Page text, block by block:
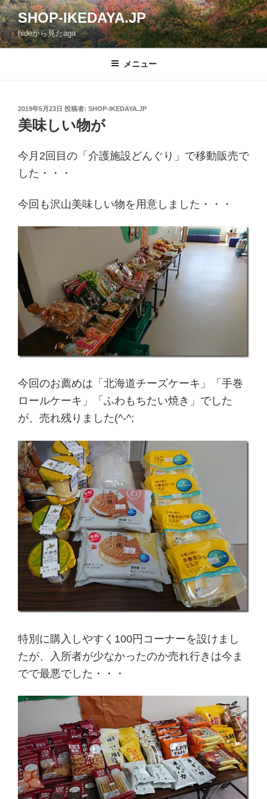
コ
ン
テ
ン
SHOP-IKEDAYA.JP
hideから見たaga
メニュー
投
稿
日:
2019年5月23日 投稿者: SHOP-IKEDAYA.JP
美味しい物が
今月2回目の「介護施設どんぐり」で移動販売で
した・・・
今回も沢山美味しい物を用意しました・・・
今回のお薦めは「北海道チーズケーキ」「手巻
ロールケーキ」「ふわもちたい焼き」でした
が、売れ残りました(^-^;
特別に購入しやすく100円コーナーを設けまし
たが、入所者が少なかったのか売れ行きは今ま
でで最悪でした・・・